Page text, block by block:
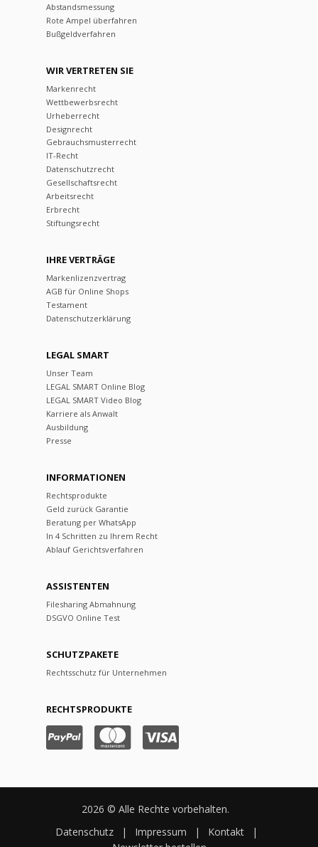
Abstandsmessung
Rote Ampel überfahren
Bußgeldverfahren
WIR VERTRETEN SIE
Markenrecht
Wettbewerbsrecht
Urheberrecht
Designrecht
Gebrauchsmusterrecht
IT-Recht
Datenschutzrecht
Gesellschaftsrecht
Arbeitsrecht
Erbrecht
Stiftungsrecht
IHRE VERTRÄGE
Markenlizenzvertrag
AGB für Online Shops
Testament
Datenschutzerklärung
LEGAL SMART
Unser Team
LEGAL SMART Online Blog
LEGAL SMART Video Blog
Karriere als Anwalt
Ausbildung
Presse
INFORMATIONEN
Rechtsprodukte
Geld zurück Garantie
Beratung per WhatsApp
In 4 Schritten zu Ihrem Recht
Ablauf Gerichtsverfahren
ASSISTENTEN
Filesharing Abmahnung
DSGVO Online Test
SCHUTZPAKETE
Rechtsschutz für Unternehmen
RECHTSPRODUKTE
2026 © Alle Rechte vorbehalten.
Datenschutz
| Impressum | Kontakt
|